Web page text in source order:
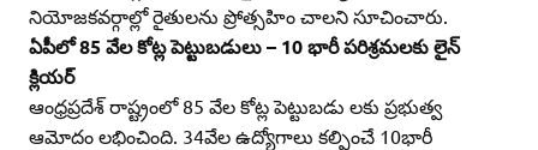
నియోజకవర్గాల్లో రైతులను ప్రోత్సహిం చాలని సూచించారు.
ఏపీలో 85 వేల కోట్ల పెట్టుబడులు – 10 భారీ పరిశ్రమలకు లైన్‌
క్లియర్‌
ఆంధ్రప్రదేశ్‌ రాష్ట్రంలో 85 వేల కోట్ల పెట్టుబడు లకు ప్రభుత్వ
ఆమోదం లభించింది. 34వేల ఉద్యోగాలు కల్పించే 10భారీ